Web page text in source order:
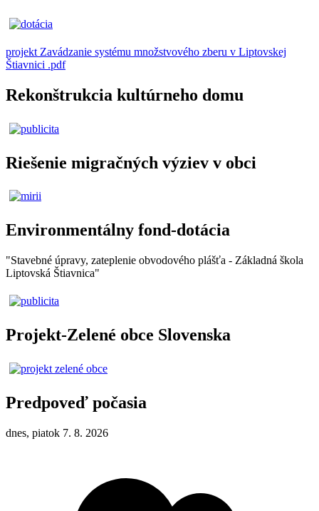
projekt Zavádzanie systému množstvového zberu v Liptovskej
Štiavnici .pdf
Rekonštrukcia kultúrneho domu
Riešenie migračných výziev v obci
Environmentálny fond-dotácia
"Stavebné úpravy, zateplenie obvodového plášťa - Základná škola
Liptovská Štiavnica"
Projekt-Zelené obce Slovenska
Predpoveď počasia
dnes, piatok 7. 8. 2026